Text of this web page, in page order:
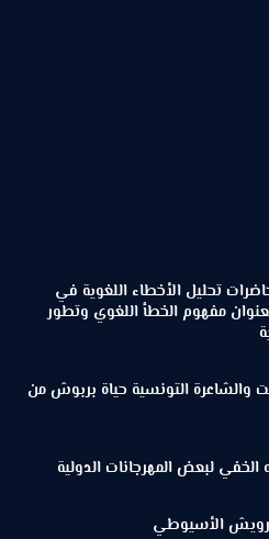
تحليل الأخطاء اللغوية في
مفهوم الخطأ اللغوي وتطور
والشاعرة التونسية حياة بربوش من
الخفي لبعض المهرجانات الدولية
درويش الأسيوطي